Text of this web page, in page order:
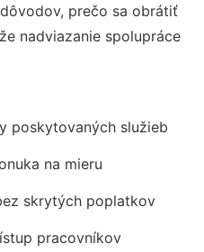
prečo sa obrátiť
nadviazanie spolupráce
poskytovaných služieb
na mieru
skrytých poplatkov
pracovníkov